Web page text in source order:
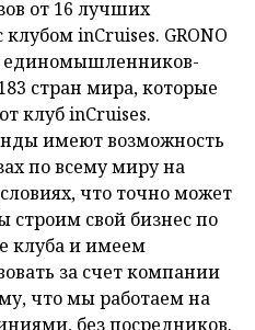
от 16 лучших
inCruises. GRONO
единомышленников-
стран мира, которые
клуб inCruises.
имеют возможность
по всему миру на
что точно может
строим свой бизнес по
клуба и имеем
за счет компании
что мы работаем на
без посредников.